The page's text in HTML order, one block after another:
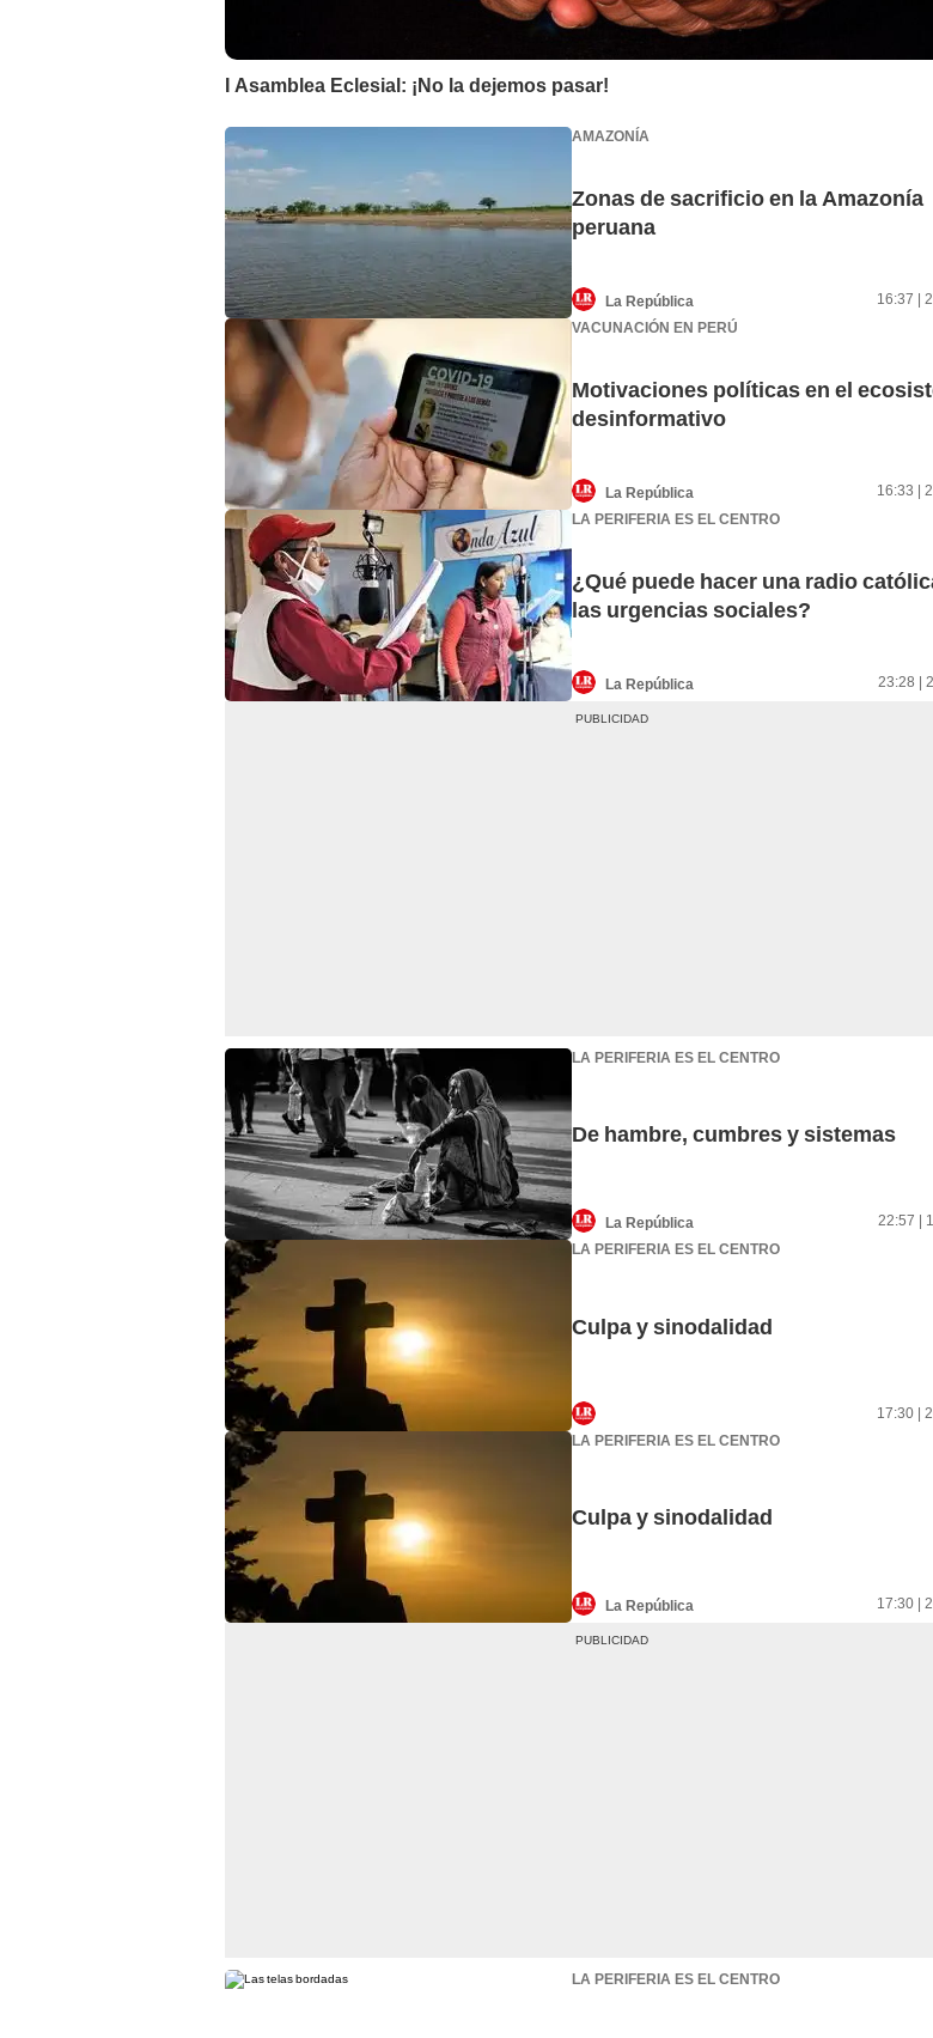
I Asamblea Eclesial: ¡No la dejemos pasar!
AMAZONÍA
Zonas de sacrificio en la Amazonía
peruana
La República
16:37 |
VACUNACIÓN EN PERÚ
Motivaciones políticas en el
desinformativo
La República
16:33 |
LA PERIFERIA ES EL CENTRO
¿Qué puede hacer una radio
las urgencias sociales?
La República 23:28 |
LA PERIFERIA ES EL CENTRO
De hambre, cumbres y sistemas
La República
22:57 |
LA PERIFERIA ES EL CENTRO
Culpa y sinodalidad
17:30 |
LA PERIFERIA ES EL CENTRO
Culpa y sinodalidad
La República 17:30 |
LA PERIFERIA ES EL CENTRO